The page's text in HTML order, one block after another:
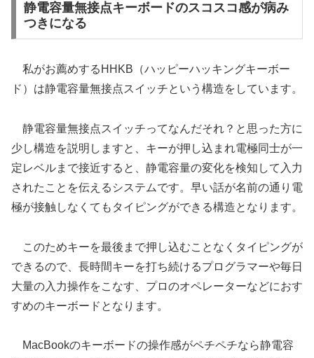
静電容量無接点キーボードのスコスコ感が病み
つきになる
私がお薦めするHHKB（ハッピーハッキングキーボー
ド）は静電容量無接点スイッチという構造をしています。
静電容量無接点スイッチってなんだそれ？と思った方に
少し構造を説明しますと、キーが押し込まれ電極同士が一
定レベルまで接近すると、静電容量の変化を検知して入力
されたことを伝えるシステムです。早い話が名前の通り電
極が接触しなくてもタイピングができる構造となります。
このためキーを最後まで押し込むことなくタイピングが
できるので、長時間キーを打ち続けるプログラマーや毎日
大量の入力操作をこなす、プロのオペレーターなどにおす
すめのキーボードとなります。
MacBookのキーボードの操作感がペチペチなら静電容